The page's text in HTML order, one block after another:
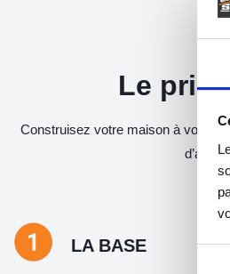
Le
Construisez votre maison à votre
LA BASE